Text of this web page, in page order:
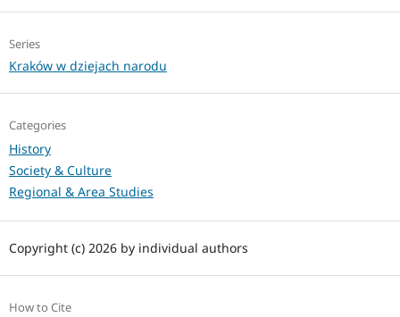
Series
Kraków w dziejach narodu
Categories
History
Society & Culture
Regional & Area Studies
Copyright (c) 2026 by individual authors
How to Cite